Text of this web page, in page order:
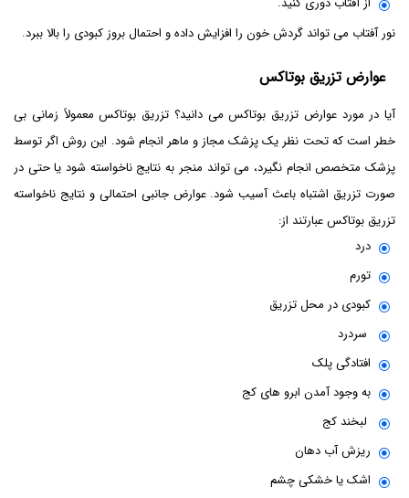
نور آفتاب می تواند گردش خون را افزایش داده و احتمال بروز کبودی را بالا ببرد.
عوارض تزریق بوتاکس
آیا در مورد عوارض تزریق بوتاکس می دانید؟ تزریق بوتاکس معمولاً زمانی بی
خطر است که تحت نظر یک پزشک مجاز و ماهر انجام شود. این روش اگر توسط
پزشک متخصص انجام نگیرد، می تواند منجر به نتایج ناخواسته شود یا حتی در
صورت تزریق اشتباه باعث آسیب شود. عوارض جانبی احتمالی و نتایج ناخواسته
تزریق بوتاکس عبارتند از:
درد
تورم
کبودی در محل تزریق
سردرد
افتادگی پلک
به وجود آمدن ابرو های کج
لبخند کج
ریزش آب دهان
اشک یا خشکی چشم